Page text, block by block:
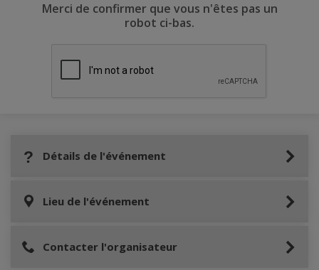
Merci de confirmer que vous n'êtes pas un
robot ci-bas.
Détails de l'événement
Lieu de l'événement
Contacter l'organisateur